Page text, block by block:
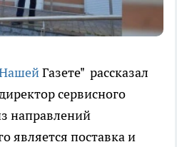
Газете" рассказал
сервисного
направлений
является поставка и